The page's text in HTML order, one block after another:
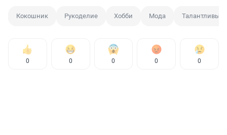
Кокошник Рукоделие Хобби Мода Талантливый
0 0 0 0 0